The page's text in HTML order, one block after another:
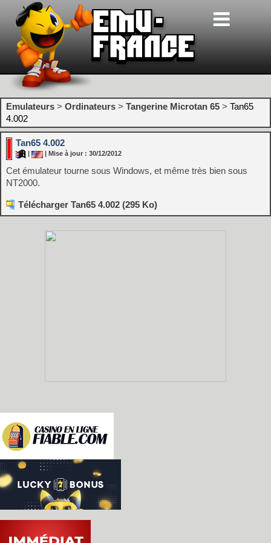
Emulateurs > Ordinateurs > Tangerine Microtan 65 > Tan65
4.002
Tan65 4.002
| Mise à jour : 30/12/2012
Cet émulateur tourne sous Windows, et même très bien sous
NT2000.
Télécharger Tan65 4.002 (295 Ko)